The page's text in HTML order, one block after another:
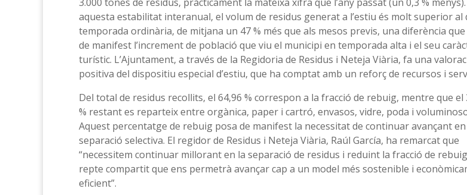
aquesta estabilitat interanual, el volum de residus generat a l’estiu és molt superior al
temporada ordinària, de mitjana un 47 % més que als mesos previs, una diferència
de manifest l’increment de població que viu el municipi en temporada alta i el seu
turístic. L’Ajuntament, a través de la Regidoria de Residus i Neteja Viària, fa una
positiva del dispositiu especial d’estiu, que ha comptat amb un reforç de recursos i
Del total de residus recollits, el 64,96 % correspon a la fracció de rebuig, mentre que el
% restant es reparteix entre orgànica, paper i cartró, envasos, vidre, poda i
Aquest percentatge de rebuig posa de manifest la necessitat de continuar avançant
separació selectiva. El regidor de Residus i Neteja Viària, Raúl García, ha remarcat que
“necessitem continuar millorant en la separació de residus i reduint la fracció de
repte compartit que ens permetrà avançar cap a un model més sostenible i
eficient”.